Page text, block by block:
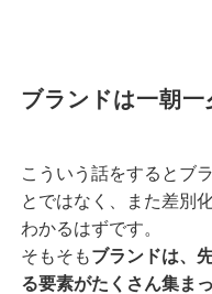
ブランドは一朝
こういう話をするとブ
とではなく、また差別
わかるはずです。
そもそもブランドは、
る要素がたくさん集ま